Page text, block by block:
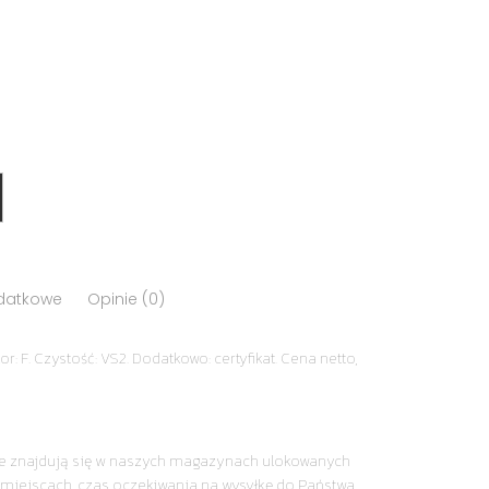
Opinie (0)
F. Czystość: VS2. Dodatkowo: certyfikat. Cena netto,
znajdują się w naszych magazynach ulokowanych